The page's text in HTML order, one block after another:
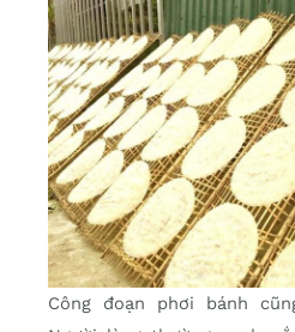
Công đoạn phơi bánh